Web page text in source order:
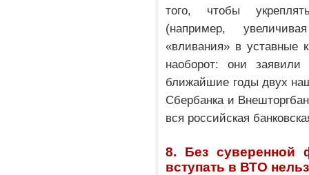
того, чтобы
(например,
«вливания» в уставные
наоборот: они
ближайшие годы двух
Сбербанка и
вся российская
8. Без суверенной
вступать в ВТО